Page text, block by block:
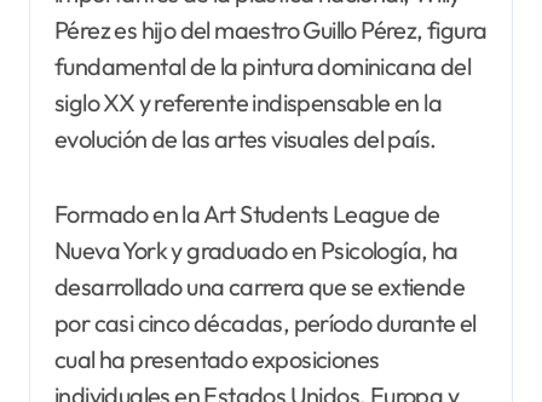
Pérez es hijo del maestro Guillo Pérez, figura
fundamental de la pintura dominicana del
siglo XX y referente indispensable en la
evolución de las artes visuales del país.
Formado en la Art Students League de
Nueva York y graduado en Psicología, ha
desarrollado una carrera que se extiende
por casi cinco décadas, período durante el
cual ha presentado exposiciones
individuales en Estados Unidos, Europa y